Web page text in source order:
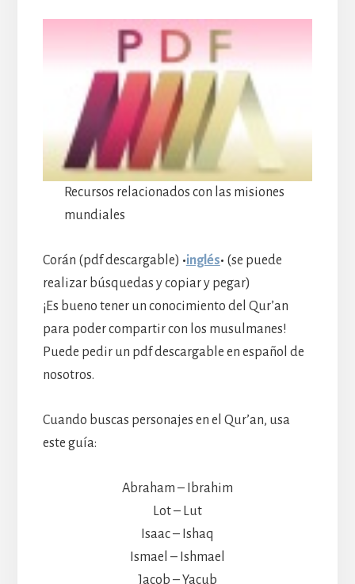
Recursos relacionados con las misiones
mundiales
Corán (pdf descargable) •inglés• (se puede
realizar búsquedas y copiar y pegar)
¡Es bueno tener un conocimiento del Qur’an
para poder compartir con los musulmanes!
Puede pedir un pdf descargable en español de
nosotros.
Cuando buscas personajes en el Qur’an, usa
este guía:
Abraham – Ibrahim
Lot – Lut
Isaac – Ishaq
Ismael – Ishmael
Jacob – Yacub